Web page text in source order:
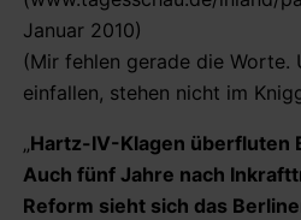
Januar 2010)
(Mir fehlen gerade die Worte.
einfallen, stehen nicht im
„Hartz-IV-Klagen überfluten
Auch fünf Jahre nach
Reform sieht sich das